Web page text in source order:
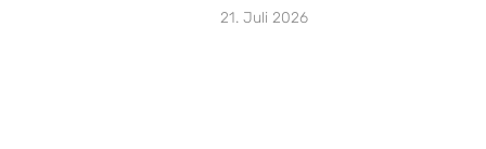
21. Juli 2026